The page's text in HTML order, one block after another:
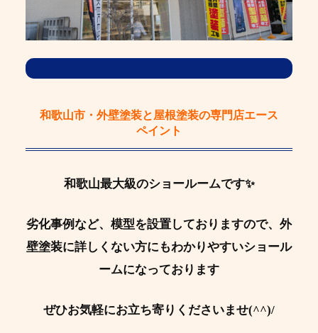
和歌山市・外壁塗装と屋根塗装の専門店エース
ペイント
和歌山最大級のショールームです✨
劣化事例など、模型を設置しておりますので、外
壁塗装に詳しくない方にもわかりやすいショール
ームになっております
ぜひお気軽にお立ち寄りくださいませ(^^)/